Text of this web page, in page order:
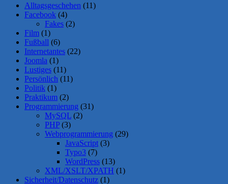
Alltagsgeschehen (11)
Facebook (4)
Fakes (2)
Film (1)
Fußball (6)
Internetantes (22)
Joomla (1)
Lustiges (11)
Persönlich (11)
Politik (1)
Praktikum (2)
Programmierung (31)
MySQL (2)
PHP (3)
Webprogrammierung (29)
JavaScript (3)
Typo3 (7)
WordPress (13)
XML/XSLT/XPATH (1)
Sicherheit/Datenschutz (1)